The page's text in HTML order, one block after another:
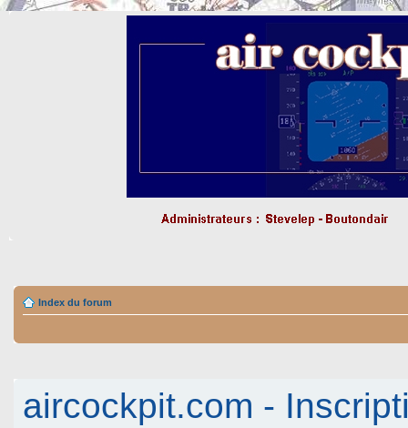
Index du forum
aircockpit.com -